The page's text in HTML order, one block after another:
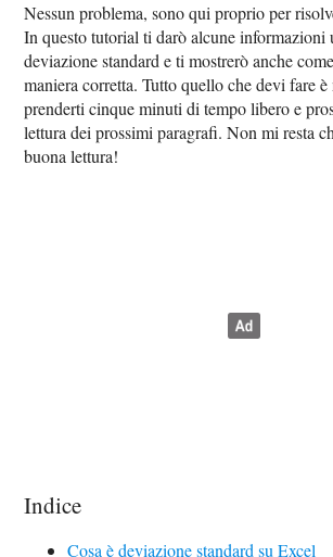
Nessun problema, sono qui proprio per
In questo tutorial ti darò alcune informazioni
deviazione standard e ti mostrerò anche
maniera corretta. Tutto quello che devi fare
prenderti cinque minuti di tempo libero e
lettura dei prossimi paragrafi. Non mi resta
buona lettura!
Indice
Cosa è deviazione standard su Excel